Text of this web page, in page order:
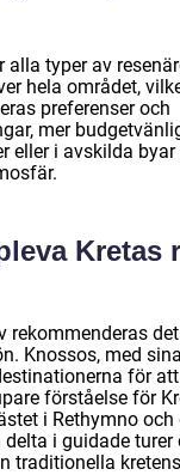
typer av
hela området,
preferenser och
mer
eller i avskilda byar
Kretas
rekommenderas
Knossos, med
för
förståelse för
i Rethymno och
i guidade turer
traditionella